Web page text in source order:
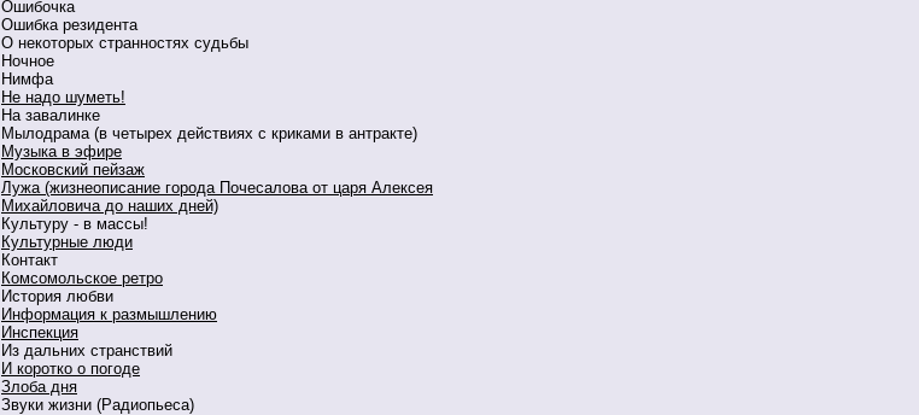
Ошибочка
Ошибка резидента
О некоторых странностях судьбы
Ночное
Нимфа
Не надо шуметь!
На завалинке
Мылодрама (в четырех действиях с криками в антракте)
Музыка в эфире
Московский пейзаж
Лужа (жизнеописание города Почесалова от царя Алексея
Михайловича до наших дней)
Культуру - в массы!
Культурные люди
Контакт
Комсомольское ретро
История любви
Информация к размышлению
Инспекция
Из дальних странствий
И коротко о погоде
Злоба дня
Звуки жизни (Радиопьеса)